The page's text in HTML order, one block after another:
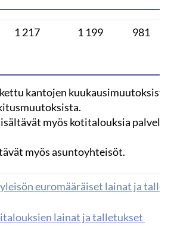
1 217 1 199 981
kantojen
myös kotitalouksia
myös asuntoyhteisöt.
euromääräiset lainat ja
lainat ja talletukset